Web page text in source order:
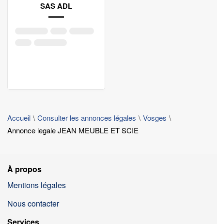
SAS ADL
Accueil Consulter les annonces légales
Vosges
Annonce legale JEAN MEUBLE ET SCIE
À propos
Mentions légales
Nous contacter